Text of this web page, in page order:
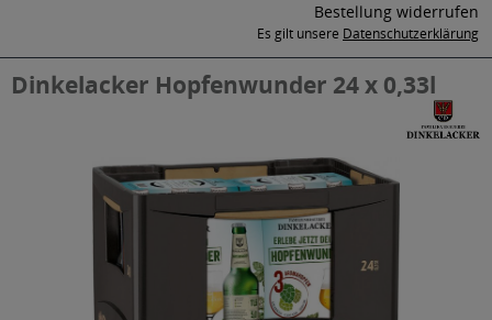
Bestellung widerrufen
Es gilt unsere Datenschutzerklärung
Dinkelacker Hopfenwunder 24 x 0,33l